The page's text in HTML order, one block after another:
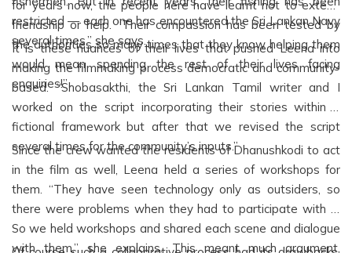
restricted — each one has encountered the Sri Lankan Navy
several times,” she says.
for years now, the people here have learnt not to extend
friendship or help. “Their compassion has been tested by
the authorities so many times that they know helping them
would mean spending the rest of their lives facing
enquiries!”
It is these nuances of their lives that pushed Leena into
making the filmmaking process democratic and community-
based. “Shobasakthi, the Sri Lankan Tamil writer and I
worked on the script incorporating their stories within a
fictional framework but after that we revised the script
several times for the community’s inputs.”
Since the crew wanted the residents of Dhanushkodi to act
in the film as well, Leena held a series of workshops for
them. “They have seen technology only as outsiders, so
there were problems when they had to participate with it.
So we held workshops and shared each scene and dialogue
with them,” she explains. This meant much argument,